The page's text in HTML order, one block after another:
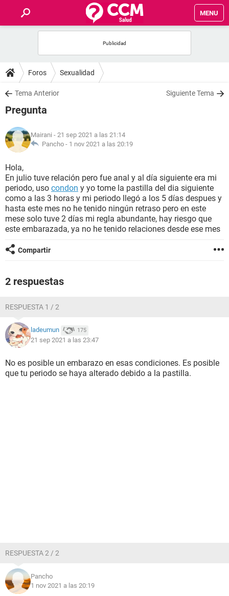
MENU
FOROS
SALUD
FAMILIA
NUTRICIÓN
BIENESTAR
SEXUALIDAD
GLOSARIO
Foros Sexualidad
Tema Anterior Siguiente Tema
Pregunta
Mairani - 21 sep 2021 a las 21:14
Pancho - 1 nov 2021 a las 20:19
Hola,
En julio tuve relación pero fue anal y al día siguiente era mi
periodo, uso condon y yo tome la pastilla del dia siguiente
como a las 3 horas y mi periodo llegó a los 5 días despues y
hasta este mes no he tenido ningún retraso pero en este
mese solo tuve 2 días mi regla abundante, hay riesgo que
este embarazada, ya no he tenido relaciones desde ese mes
Compartir
2 respuestas
RESPUESTA 1 / 2
ladeumun 175
21 sep 2021 a las 23:47
No es posible un embarazo en esas condiciones. Es posible
que tu periodo se haya alterado debido a la pastilla.
RESPUESTA 2 / 2
Pancho
1 nov 2021 a las 20:19